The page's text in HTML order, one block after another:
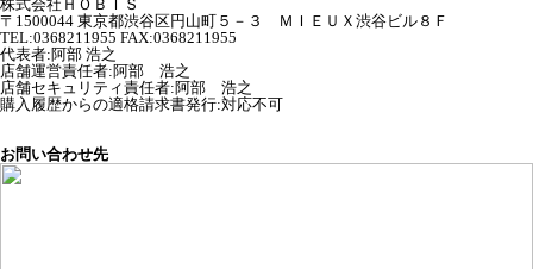
株式会社ＨＯＢＩＳ
〒1500044 東京都渋谷区円山町５－３ ＭＩＥＵＸ渋谷ビル８Ｆ
TEL:0368211955 FAX:0368211955
代表者:阿部 浩之
店舗運営責任者:阿部 浩之
店舗セキュリティ責任者:阿部 浩之
購入履歴からの適格請求書発行:対応不可
お問い合わせ先